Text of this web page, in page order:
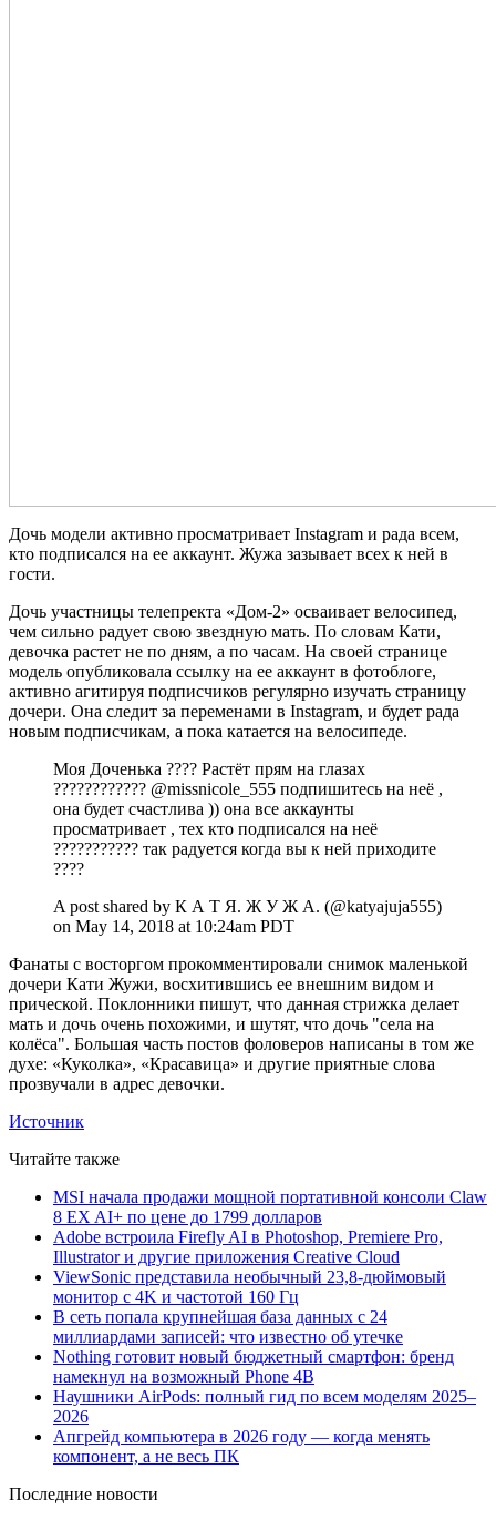
Дочь модели активно просматривает Instagram и рада всем,
кто подписался на ее аккаунт. Жужа зазывает всех к ней в
гости.
Дочь участницы телепректа «Дом-2» осваивает велосипед,
чем сильно радует свою звездную мать. По словам Кати,
девочка растет не по дням, а по часам. На своей странице
модель опубликовала ссылку на ее аккаунт в фотоблоге,
активно агитируя подписчиков регулярно изучать страницу
дочери. Она следит за переменами в Instagram, и будет рада
новым подписчикам, а пока катается на велосипеде.
Моя Доченька ???? Растёт прям на глазах
???????????? @missnicole_555 подпишитесь на неё ,
она будет счастлива )) она все аккаунты
просматривает , тех кто подписался на неё
??????????? так радуется когда вы к ней приходите
????
A post shared by К А Т Я. Ж У Ж А. (@katyajuja555)
on May 14, 2018 at 10:24am PDT
Фанаты с восторгом прокомментировали снимок маленькой
дочери Кати Жужи, восхитившись ее внешним видом и
прической. Поклонники пишут, что данная стрижка делает
мать и дочь очень похожими, и шутят, что дочь "села на
колёса". Большая часть постов фоловеров написаны в том же
духе: «Куколка», «Красавица» и другие приятные слова
прозвучали в адрес девочки.
Источник
Читайте также
MSI начала продажи мощной портативной консоли Claw
8 EX AI+ по цене до 1799 долларов
Adobe встроила Firefly AI в Photoshop, Premiere Pro,
Illustrator и другие приложения Creative Cloud
ViewSonic представила необычный 23,8-дюймовый
монитор с 4K и частотой 160 Гц
В сеть попала крупнейшая база данных с 24
миллиардами записей: что известно об утечке
Nothing готовит новый бюджетный смартфон: бренд
намекнул на возможный Phone 4B
Наушники AirPods: полный гид по всем моделям 2025–
2026
Апгрейд компьютера в 2026 году — когда менять
компонент, а не весь ПК
Последние новости